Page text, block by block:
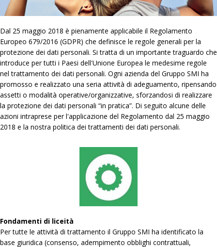
Dal 25 maggio 2018 è pienamente applicabile il Regolamento
Europeo 679/2016 (GDPR) che definisce le regole generali per la
protezione dei dati personali. Si tratta di un importante traguardo che
introduce per tutti i Paesi dell'Unione Europea le medesime regole
nel trattamento dei dati personali. Ogni azienda del Gruppo SMI ha
promosso e realizzato una seria attività di adeguamento, ripensando
assetti o modalità operative/organizzative, sforzandosi di realizzare
la protezione dei dati personali “in pratica”. Di seguito alcune delle
azioni intraprese per l'applicazione del Regolamento dal 25 maggio
2018 e la nostra politica dei trattamenti dei dati personali.
Fondamenti di liceità
Per tutte le attività di trattamento il Gruppo SMI ha identificato la
base giuridica (consenso, adempimento obblighi contrattuali,